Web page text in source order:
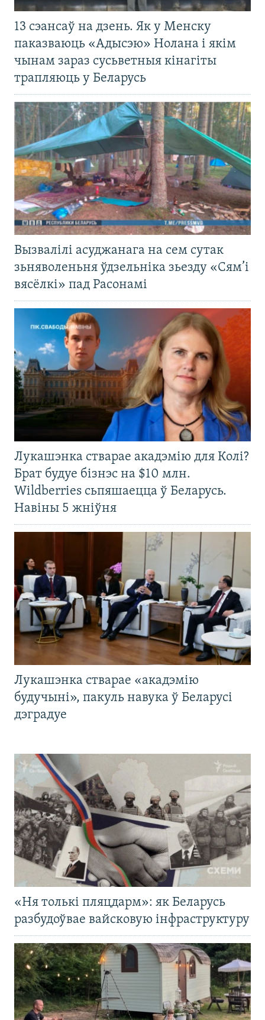
13 сэансаў на дзень. Як у Менску
паказваюць «Адысэю» Нолана і якім
чынам зараз сусьветныя кінагіты
трапляюць у Беларусь
Вызвалілі асуджанага на сем сутак
зьняволеньня ўдзельніка зьезду «Сям’і
вясёлкі» пад Расонамі
Лукашэнка стварае акадэмію для Колі?
Брат будуе бізнэс на $10 млн.
Wildberries сьпяшаецца ў Беларусь.
Навіны 5 жніўня
Лукашэнка стварае «акадэмію
будучыні», пакуль навука ў Беларусі
дэградуе
«Ня толькі пляцдарм»: як Беларусь
разбудоўвае вайсковую інфраструктуру